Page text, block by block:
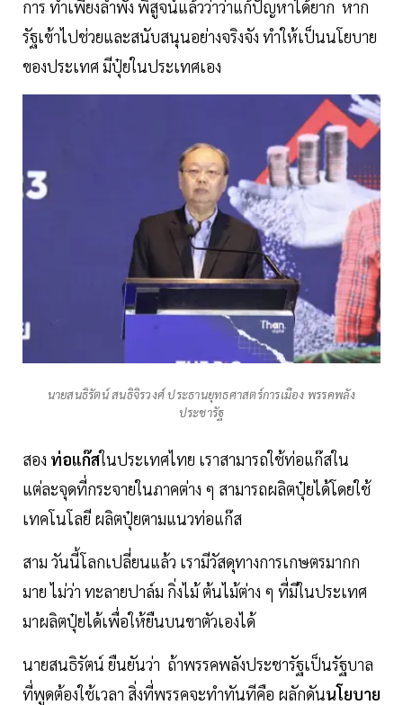
การ ทำเพียงลำพัง พิสูจน์แล้วว่าว่าแก้ปัญหาได้ยาก หาก
รัฐเข้าไปช่วยและสนับสนุนอย่างจริงจัง ทำให้เป็นนโยบาย
ของประเทศ มีปุ๋ยในประเทศเอง
นายสนธิรัตน์ สนธิจิรวงศ์ ประธานยุทธศาสตร์การเมือง พรรคพลัง
ประชารัฐ
สอง ท่อแก๊สในประเทศไทย เราสามารถใช้ท่อแก๊สใน
แต่ละจุดที่กระจายในภาคต่าง ๆ สามารถผลิตปุ๋ยได้โดยใช้
เทคโนโลยี ผลิตปุ๋ยตามแนวท่อแก๊ส
สาม วันนี้โลกเปลี่ยนแล้ว เรามีวัสดุทางการเกษตรมากก
มาย ไม่ว่า ทะลายปาล์ม กิ่งไม้ ต้นไม้ต่าง ๆ ที่มีในประเทศ
มาผลิตปุ๋ยได้เพื่อให้ยืนบนขาตัวเองได้
นายสนธิรัตน์ ยืนยันว่า ถ้าพรรคพลังประชารัฐเป็นรัฐบาล
ที่พูดต้องใช้เวลา สิ่งที่พรรคจะทำทันทีคือ ผลักดันนโยบาย